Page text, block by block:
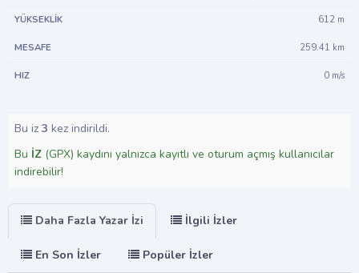
612 m
259.41 km
0 m/s
Bu iz 3 kez indirildi.
Bu İZ (GPX) kaydını yalnızca kayıtlı ve oturum açmış kullanıcılar
indirebilir!
Daha Fazla Yazar İzi İlgili İzler
En Son İzler Popüler İzler